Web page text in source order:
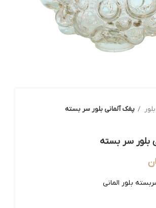
پفک آلمانی بلور سر بسته
بلور سر بسته
بلور المانی